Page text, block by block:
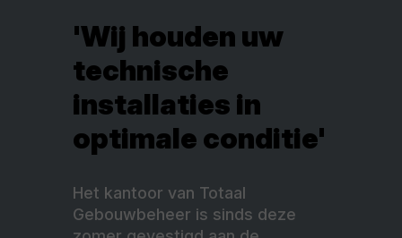
'Wij houden uw
technische
installaties in
optimale conditie'
Het kantoor van Totaal
Gebouwbeheer is sinds deze